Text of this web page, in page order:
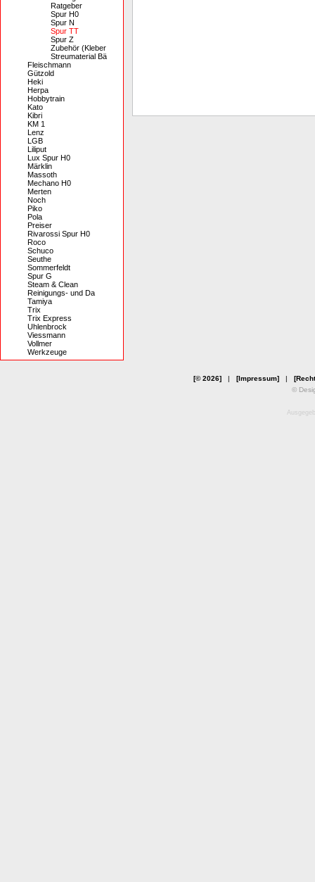
Ratgeber
Spur H0
Spur N
Spur TT
Spur Z
Zubehör (Kleber
Streumaterial Bä
Fleischmann
Gützold
Heki
Herpa
Hobbytrain
Kato
Kibri
KM 1
Lenz
LGB
Liliput
Lux Spur H0
Märklin
Massoth
Mechano H0
Merten
Noch
Piko
Pola
Preiser
Rivarossi Spur H0
Roco
Schuco
Seuthe
Sommerfeldt
Spur G
Steam & Clean
Reinigungs- und Da
Tamiya
Trix
Trix Express
Uhlenbrock
Viessmann
Vollmer
Werkzeuge
[© 2026]| [Impressum]|
©